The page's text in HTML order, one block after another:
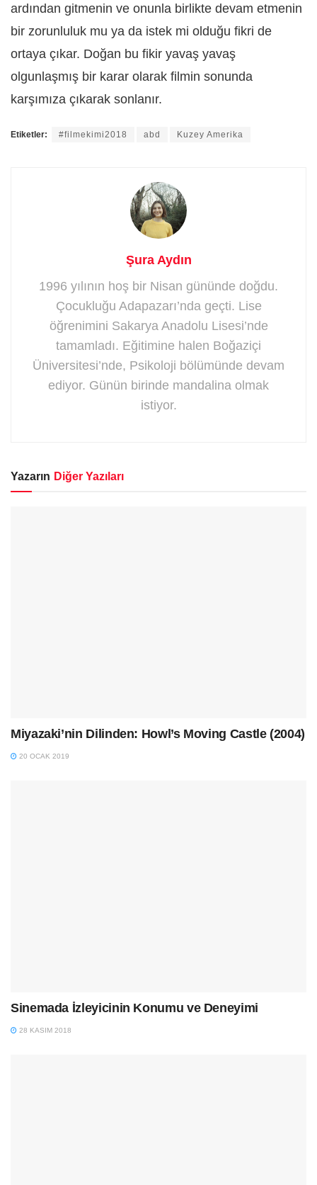
ardından gitmenin ve onunla birlikte devam etmenin
bir zorunluluk mu ya da istek mi olduğu fikri de
ortaya çıkar. Doğan bu fikir yavaş yavaş
olgunlaşmış bir karar olarak filmin sonunda
karşımıza çıkarak sonlanır.
Etiketler: #filmekimi2018 abd Kuzey Amerika
Şura Aydın
1996 yılının hoş bir Nisan gününde doğdu.
Çocukluğu Adapazarı’nda geçti. Lise
öğrenimini Sakarya Anadolu Lisesi’nde
tamamladı. Eğitimine halen Boğaziçi
Üniversitesi’nde, Psikoloji bölümünde devam
ediyor. Günün birinde mandalina olmak
istiyor.
Yazarın Diğer Yazıları
Miyazaki’nin Dilinden: Howl’s Moving Castle (2004)
20 OCAK 2019
Sinemada İzleyicinin Konumu ve Deneyimi
28 KASIM 2018